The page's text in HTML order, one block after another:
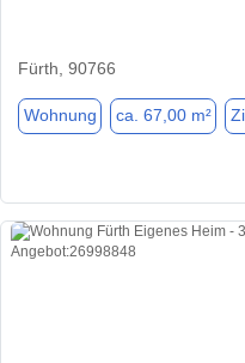
Fürth, 90766
Wohnung ca. 67,00 m²